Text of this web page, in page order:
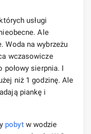
usługi
Ale
Woda na wybrzeżu
wczasowicze
połowy sierpnia. I
niż 1 godzinę. Ale
piankę i
pobytw wodzie